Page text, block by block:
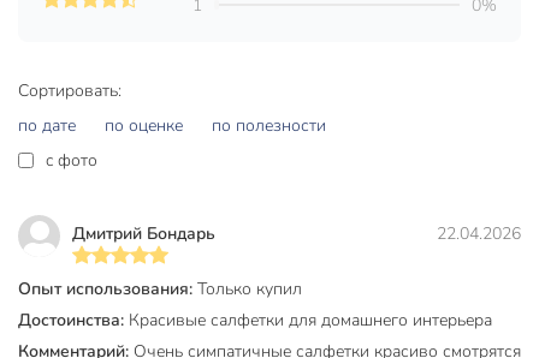
Вес в упаковке
Сортировать:
по дате
по оценке
по полезности
c фото
Дмитрий Бондарь 22.04.2026
Опыт использования: Только купил
Достоинства: Красивые салфетки для домашнего интерьера
Комментарий: Очень симпатичные салфетки красиво смотрятся
1
0%